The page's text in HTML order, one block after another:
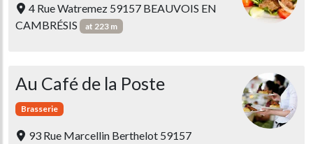
4 Rue Watremez 59157 BEAUVOIS EN
CAMBRÉSIS
at 223 m
Au Café de la Poste
Brasserie
93 Rue Marcellin Berthelot 59157